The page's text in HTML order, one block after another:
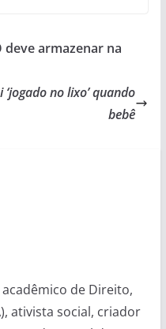
deve armazenar na
no lixo’ quando
bebê
de Direito,
ativista social, criador